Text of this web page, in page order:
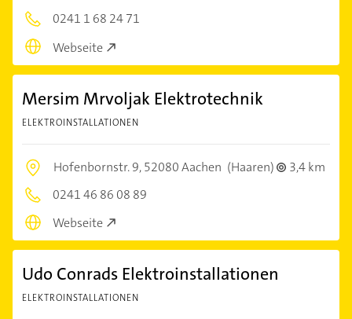
0241 1 68 24 71
Webseite
Mersim Mrvoljak Elektrotechnik
ELEKTROINSTALLATIONEN
Hofenbornstr. 9,52080 Aachen (Haaren)
3,4 km
0241 46 86 08 89
Webseite
Udo Conrads Elektroinstallationen
ELEKTROINSTALLATIONEN